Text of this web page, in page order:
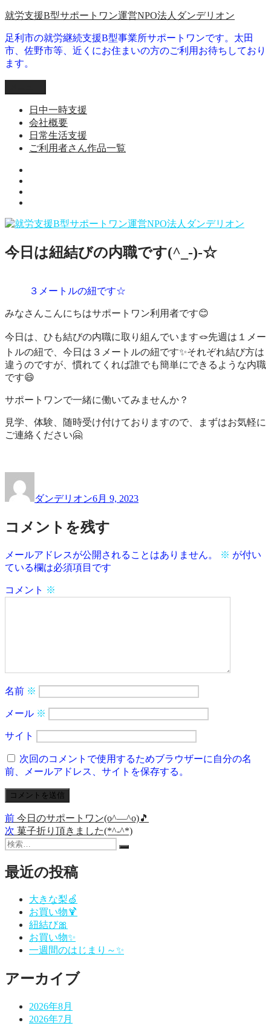
コ
テ
ン
ツ
へ
就労支援B型サポートワン運営NPO法人ダンデリオン
足利市の就労継続支援B型事業所サポートワンです。太田
市、佐野市等、近くにお住まいの方のご利用お待ちしており
ます。
日中一時支援
会社概要
日常生活支援
ご利用者さん作品一覧
支
B
型
所
サ
ポ
ー
ト
ワ
ン
活
支
援
概
要
用
さ
品
覧
今日は紐結びの内職です(^_-)-☆
３メートルの紐です☆
みなさんこんにちはサポートワン利用者です😊
今日は、ひも結びの内職に取り組んでいます🪢先週は１メー
トルの紐で、今日は３メートルの紐です✨それぞれ結び方は
違うのですが、慣れてくれば誰でも簡単にできるような内職
です😄
サポートワンで一緒に働いてみませんか？
見学、体験、随時受け付けておりますので、まずはお気軽に
ご連絡ください🤗
者
ダンデリオン日:
6月 9, 2023
コメントを残す
メールアドレスが公開されることはありません。 ※ が付い
ている欄は必須項目です
コメント ※
名前 ※
メール ※
サイト
次回のコメントで使用するためブラウザーに自分の名
前、メールアドレス、サイトを保存する。
投
稿
ビ
ン
前 前
の
投
今日のサポートワン(o^―^o)🎵
次 次
の
稿:
菓子折り頂きました(*^-^*)
検
検
最近の投稿
大きな梨🍏
お買い物🍹
紐結び🎀
お買い物✨
一週間のはじまり～✨
アーカイブ
2026年8月
2026年7月